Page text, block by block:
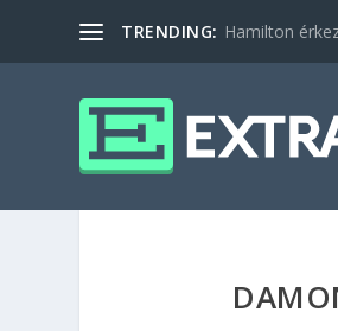
TRENDING: Hamilton